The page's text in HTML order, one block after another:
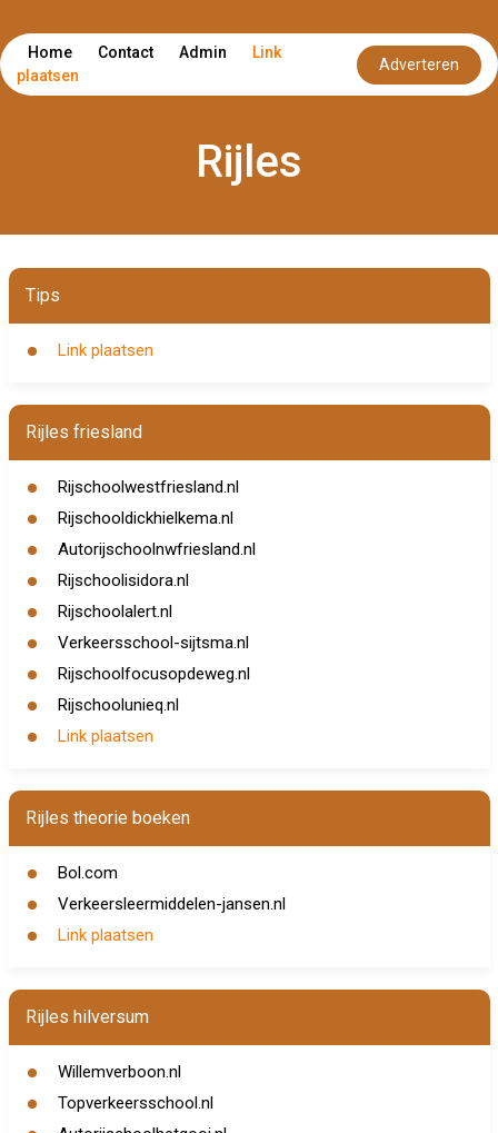
Home Contact Admin
Link
plaatsen
Adverteren
Rijles
Tips
Link plaatsen
Rijles friesland
Rijschoolwestfriesland.nl
Rijschooldickhielkema.nl
Autorijschoolnwfriesland.nl
Rijschoolisidora.nl
Rijschoolalert.nl
Verkeersschool-sijtsma.nl
Rijschoolfocusopdeweg.nl
Rijschoolunieq.nl
Link plaatsen
Rijles theorie boeken
Bol.com
Verkeersleermiddelen-jansen.nl
Link plaatsen
Rijles hilversum
Willemverboon.nl
Topverkeersschool.nl